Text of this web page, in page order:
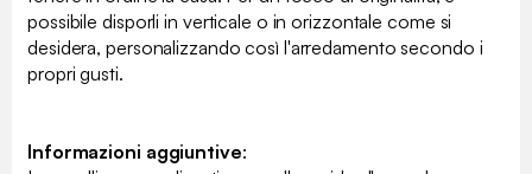
possibile disporli in verticale o in orizzontale come si
desidera, personalizzando così l'arredamento secondo i
propri gusti.
Informazioni aggiuntive: